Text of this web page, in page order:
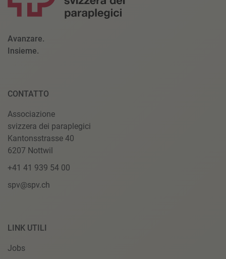
Avanzare.
Insieme.
CONTATTO
Associazione
svizzera dei paraplegici
Kantonsstrasse 40
6207 Nottwil
+41 41 939 54 00
spv@spv.ch
LINK UTILI
Jobs